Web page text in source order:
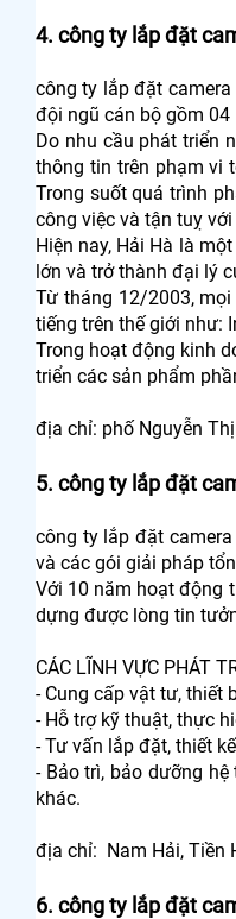
4. công ty lắp đặt
công ty lắp đặt
đội ngũ cán bộ gồm 04
Do nhu cầu phát triển
thông tin trên phạm vi
Trong suốt quá trình
công việc và tận tuỵ
Hiện nay, Hải Hà là
lớn và trở thành đại lý
Từ tháng 12/2003,
tiếng trên thế giới như:
Trong hoạt động kinh
triển các sản phẩm
địa chỉ: phố Nguyễn
5. công ty lắp đặt
công ty lắp đặt
và các gói giải pháp
Với 10 năm hoạt động
dựng được lòng tin
CÁC LĨNH VỰC PHÁT
- Cung cấp vật tư, thiết
- Hỗ trợ kỹ thuật, thực
- Tư vấn lắp đặt, thiết
- Bảo trì, bảo dưỡng
khác.
địa chỉ: Nam Hải, Tiền
6. công ty lắp đặt